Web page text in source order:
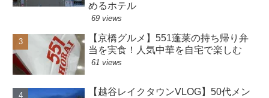
めるホテル
69 views
【京橋グルメ】551蓬莱の持ち帰り弁
当を実食！人気中華を自宅で楽しむ
61 views
【越谷レイクタウンVLOG】50代メン